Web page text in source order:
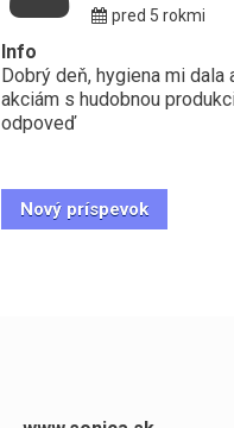
pred 5 rokmi
Info
Dobrý deň, hygiena mi
akciám s hudobnou
odpoveď